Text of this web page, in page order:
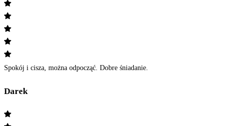
Spokój i cisza, można odpocząć. Dobre śniadanie.
Darek